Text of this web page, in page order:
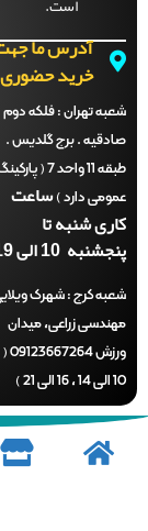
آدرس ما جهت
خرید حضوری
تهران :فلکه دوم
. برج گلدیس .
طبقه 11 واحد 7 ( پارکینگ
دارد )ساعت
شنبه تا
10 الی 19
کرج :شهرک ویلایی
زراعی، میدان
ورزش 09123667264 (